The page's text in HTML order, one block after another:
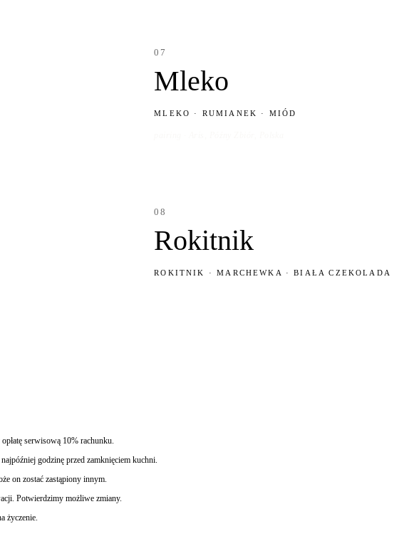
07
Mleko
MLEKO · RUMIANEK · MIÓD
08
Rokitnik
ROKITNIK · MARCHEWKA · BIAŁA CZEKOLADA
serwisową 10% rachunku.
godzinę przed zamknięciem kuchni.
on zostać zastąpiony innym.
Potwierdzimy możliwe zmiany.
życzenie.